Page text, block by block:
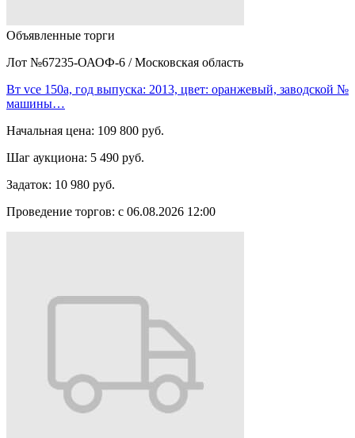
Объявленные торги
Лот №67235-ОАОФ-6 / Московская область
Вт vce 150а, год выпуска: 2013, цвет: оранжевый, заводской №
машины…
Начальная цена: 109 800 руб.
Шаг аукциона: 5 490 руб.
Задаток: 10 980 руб.
Проведение торгов: с 06.08.2026 12:00